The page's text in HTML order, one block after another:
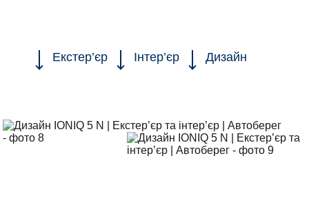
Екстер’єр Інтер’єр Дизайн